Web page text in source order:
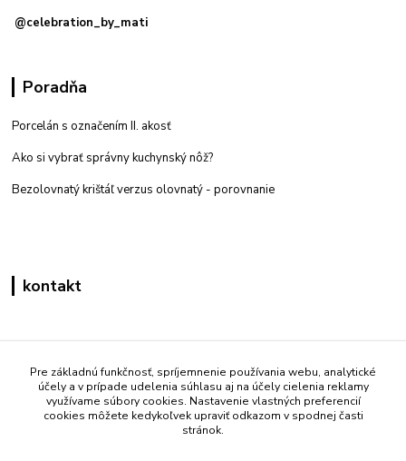
@celebration_by_mati
Poradňa
Porcelán s označením II. akosť
Ako si vybrať správny kuchynský nôž?
Bezolovnatý krištáľ verzus olovnatý - porovnanie
kontakt
+421 908 861 051
(Po - Pia 7:30-15:30)
info@mati.sk
Pre základnú funkčnosť, spríjemnenie používania webu, analytické
účely a v prípade udelenia súhlasu aj na účely cielenia reklamy
využívame súbory cookies. Nastavenie vlastných preferencií
cookies môžete kedykoľvek upraviť odkazom v spodnej časti
stránok.